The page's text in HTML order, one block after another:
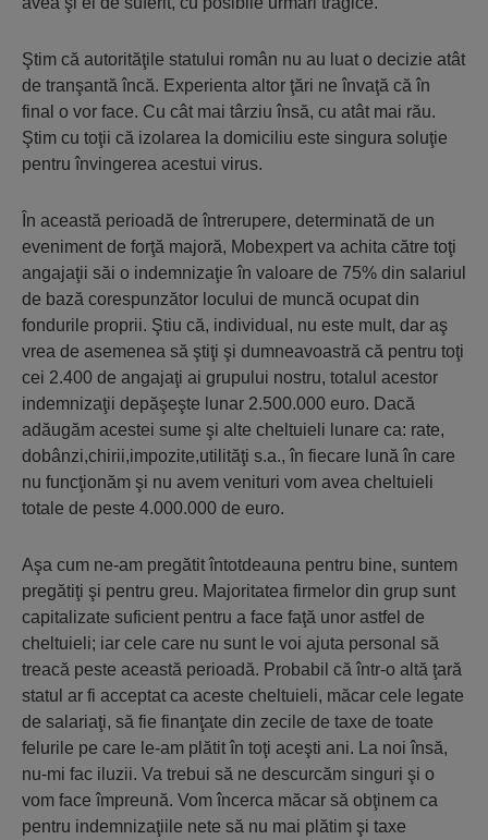
Ştim că autorităţile statului român nu au luat o decizie atât
de tranşantă încă. Experienta altor ţări ne învaţă că în
final o vor face. Cu cât mai târziu însă, cu atât mai rău.
Ştim cu toţii că izolarea la domiciliu este singura soluţie
pentru învingerea acestui virus.
În această perioadă de întrerupere, determinată de un
eveniment de forţă majoră, Mobexpert va achita către toţi
angajaţii săi o indemnizaţie în valoare de 75% din salariul
de bază corespunzător locului de muncă ocupat din
fondurile proprii. Ştiu că, individual, nu este mult, dar aş
vrea de asemenea să ştiţi şi dumneavoastră că pentru toţi
cei 2.400 de angajaţi ai grupului nostru, totalul acestor
indemnizaţii depăşeşte lunar 2.500.000 euro. Dacă
adăugăm acestei sume şi alte cheltuieli lunare ca: rate,
dobânzi,chirii,impozite,utilităţi s.a., în fiecare lună în care
nu funcţionăm şi nu avem venituri vom avea cheltuieli
totale de peste 4.000.000 de euro.
Aşa cum ne-am pregătit întotdeauna pentru bine, suntem
pregătiţi şi pentru greu. Majoritatea firmelor din grup sunt
capitalizate suficient pentru a face faţă unor astfel de
cheltuieli; iar cele care nu sunt le voi ajuta personal să
treacă peste această perioadă. Probabil că într-o altă ţară
statul ar fi acceptat ca aceste cheltuieli, măcar cele legate
de salariaţi, să fie finanţate din zecile de taxe de toate
felurile pe care le-am plătit în toţi aceşti ani. La noi însă,
nu-mi fac iluzii. Va trebui să ne descurcăm singuri şi o
vom face împreună. Vom încerca măcar să obţinem ca
pentru indemnizaţiile nete să nu mai plătim şi taxe